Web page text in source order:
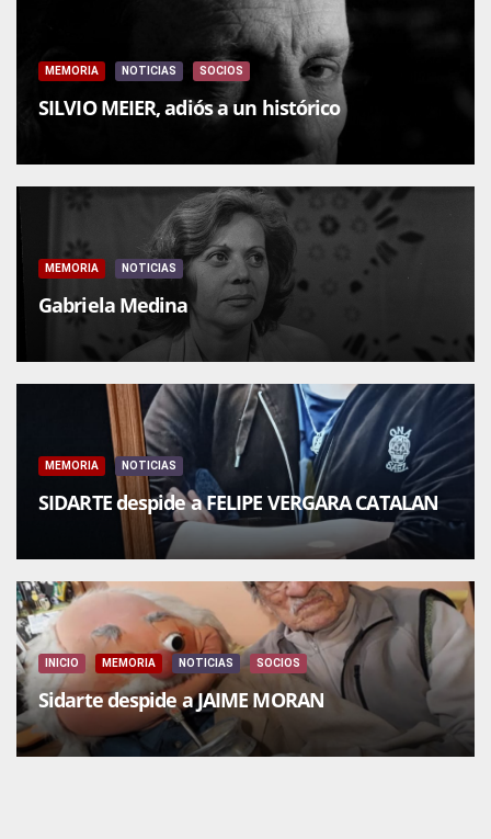
MEMORIA NOTICIAS SOCIOS
SILVIO MEIER, adiós a un histórico
MEMORIA NOTICIAS
Gabriela Medina
MEMORIA NOTICIAS
SIDARTE despide a FELIPE VERGARA CATALAN
INICIO MEMORIA NOTICIAS SOCIOS
Sidarte despide a JAIME MORAN